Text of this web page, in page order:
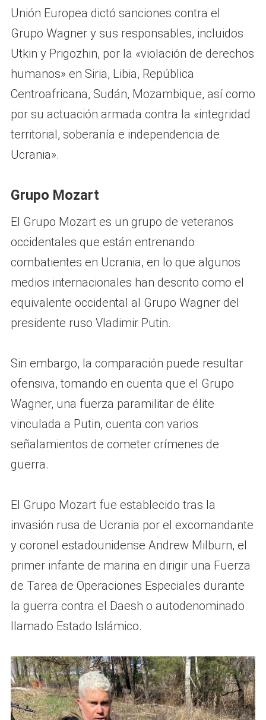
Unión Europea dictó sanciones contra el
Grupo Wagner y sus responsables, incluidos
Utkin y Prigozhin, por la «violación de derechos
humanos» en Siria, Libia, República
Centroafricana, Sudán, Mozambique, así como
por su actuación armada contra la «integridad
territorial, soberanía e independencia de
Ucrania».
Grupo Mozart
El Grupo Mozart es un grupo de veteranos
occidentales que están entrenando
combatientes en Ucrania, en lo que algunos
medios internacionales han descrito como el
equivalente occidental al Grupo Wagner del
presidente ruso Vladimir Putin.
Sin embargo, la comparación puede resultar
ofensiva, tomando en cuenta que el Grupo
Wagner, una fuerza paramilitar de élite
vinculada a Putin, cuenta con varios
señalamientos de cometer crímenes de
guerra.
El Grupo Mozart fue establecido tras la
invasión rusa de Ucrania por el excomandante
y coronel estadounidense Andrew Milburn, el
primer infante de marina en dirigir una Fuerza
de Tarea de Operaciones Especiales durante
la guerra contra el Daesh o autodenominado
llamado Estado Islámico.